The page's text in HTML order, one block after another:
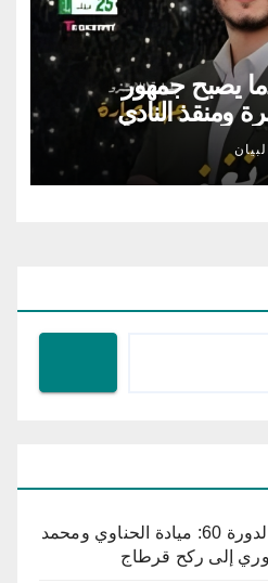
يصبح جمهور
ومنقذ النادي
البيان
مهرجان قرطاج الدولي- الدورة 60: ميادة الحناوي ومحمد
إلى ركح قرطاج